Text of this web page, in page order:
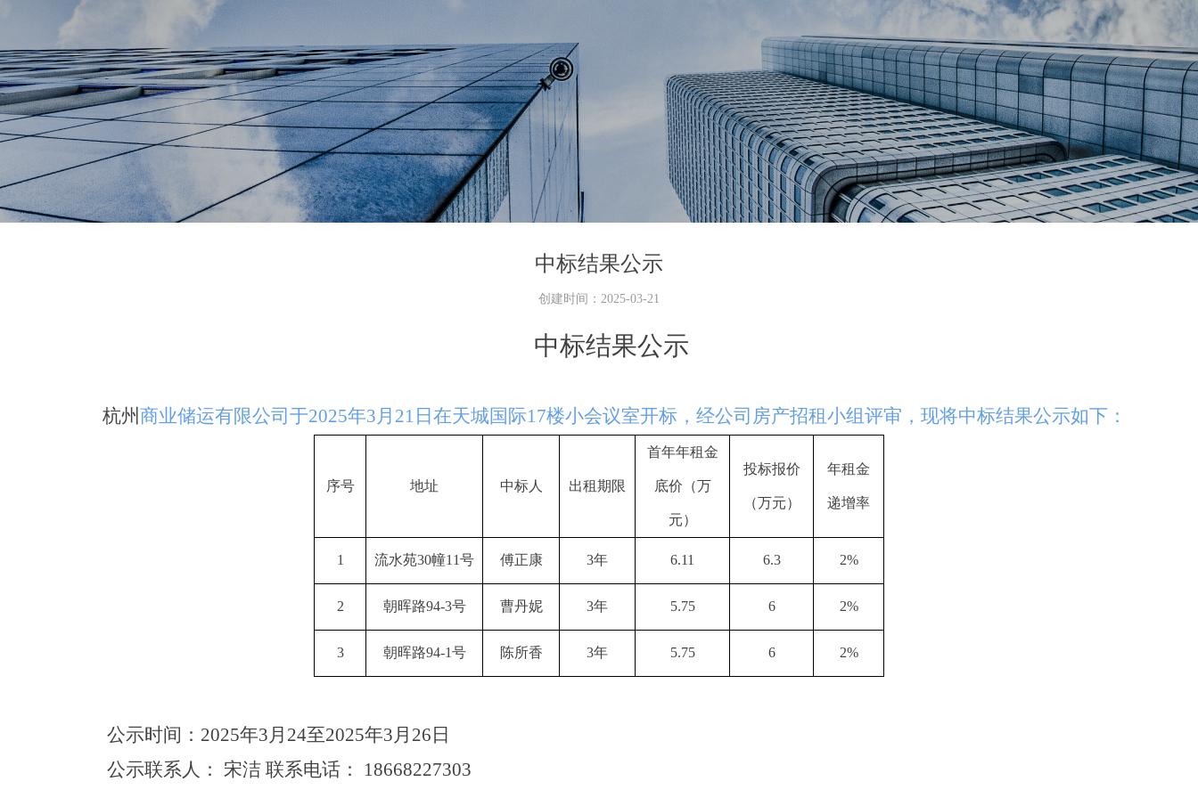
中标结果公示
创建时间： 2025-03-21
中标结果公示
杭州商业储运有限公司于2025年3月21日在天城国际17楼小会议室开标，经公司房产招租小组评审，现将中标结果公示如下：
序号 地址 中标人 出租期限
首年年租金
底价（万
元）
投标报价
（万元）
年租金
递增率
1 流水苑30幢11号 傅正康 3年 6.11 6.3 2%
2 朝晖路94-3号 曹丹妮 3年 5.75 6 2%
3 朝晖路94-1号 陈所香 3年 5.75 6 2%
公示时间： 2025年3月24至2025年3月26日
公示联系人： 宋洁 联系电话： 18668227303